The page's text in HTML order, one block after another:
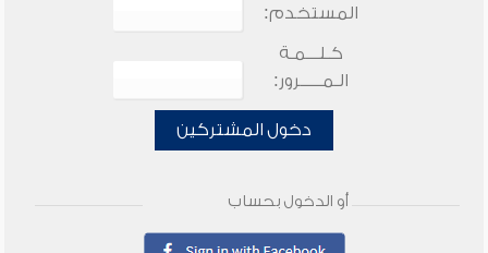
المستخدم:
كـلـــمـة
الـمـــــرور:
دخول المشتركين
أو الدخول بحساب